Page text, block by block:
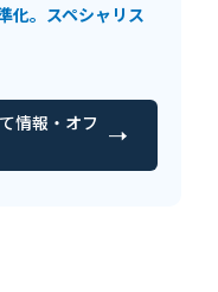
化。スペシャリス
情報・オフ